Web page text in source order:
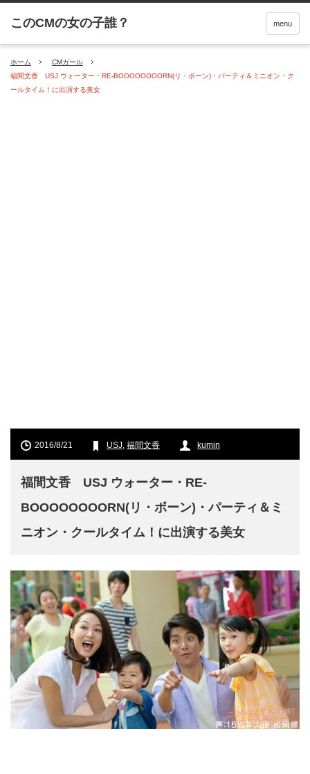
menu
ホーム
CMガール
福間文香 USJ ウォーター・RE-BOOOOOOOORN(リ・ボーン)・パーティ＆ミニオン・ク
ールタイム！に出演する美女
2016/8/21 USJ, 福間文香 kumin
福間文香 USJ ウォーター・RE-
BOOOOOOOORN(リ・ボーン)・パーティ＆ミ
ニオン・クールタイム！に出演する美女